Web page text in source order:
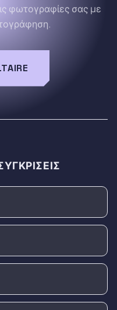
φωτογραφίες σας με